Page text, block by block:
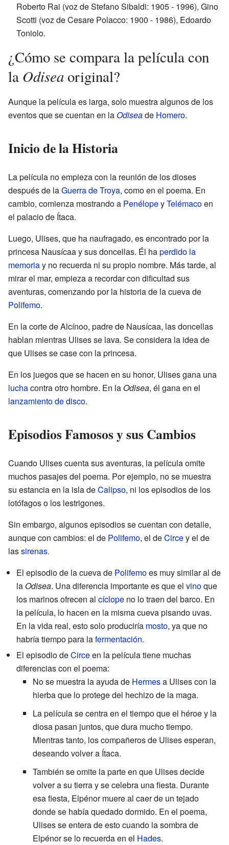
Roberto Rai (voz de Stefano Sibaldi: 1905 - 1996), Gino
Scotti (voz de Cesare Polacco: 1900 - 1986), Edoardo
Toniolo.
¿Cómo se compara la película con
la Odiseaoriginal?
Aunque la película es larga, solo muestra algunos de los
eventos que se cuentan en laOdiseade Homero.
Inicio de la Historia
La película no empieza con la reunión de los dioses
después de laGuerra de Troya, como en el poema. En
cambio, comienza mostrando a PenélopeyTelémacoen
el palacio de Ítaca.
Luego, Ulises, que ha naufragado, es encontrado por la
princesa Nausícaa y sus doncellas. Él haperdido la
memoriay no recuerda ni su propio nombre. Más tarde, al
mirar el mar, empieza a recordar con dificultad sus
aventuras, comenzando por la historia de la cueva de
Polifemo.
En la corte de Alcínoo, padre de Nausícaa, las doncellas
hablan mientras Ulises se lava. Se considera la idea de
que Ulises se case con la princesa.
En los juegos que se hacen en su honor, Ulises gana una
luchacontra otro hombre. En la Odisea, él gana en el
lanzamiento de disco.
Episodios Famosos y sus Cambios
Cuando Ulises cuenta sus aventuras, la película omite
muchos pasajes del poema. Por ejemplo, no se muestra
su estancia en la isla deCalipso, ni los episodios de los
lotófagos o los lestrigones.
Sin embargo, algunos episodios se cuentan con detalle,
aunque con cambios: el de Polifemo, el deCircey el de
lassirenas.
El episodio de la cueva de Polifemoes muy similar al de
la Odisea. Una diferencia importante es que el vinoque
los marinos ofrecen al cíclope no lo traen del barco. En
la película, lo hacen en la misma cueva pisando uvas.
En la vida real, esto solo produciría mosto, ya que no
habría tiempo para lafermentación.
El episodio deCirceen la película tiene muchas
diferencias con el poema:
No se muestra la ayuda de Hermesa Ulises con la
hierba que lo protege del hechizo de la maga.
La película se centra en el tiempo que el héroe y la
diosa pasan juntos, que dura mucho tiempo.
Mientras tanto, los compañeros de Ulises esperan,
deseando volver a Ítaca.
También se omite la parte en que Ulises decide
volver a su tierra y se celebra una fiesta. Durante
esa fiesta, Elpénor muere al caer de un tejado
donde se había quedado dormido. En el poema,
Ulises se entera de esto cuando la sombra de
Elpénor se lo recuerda en el Hades.